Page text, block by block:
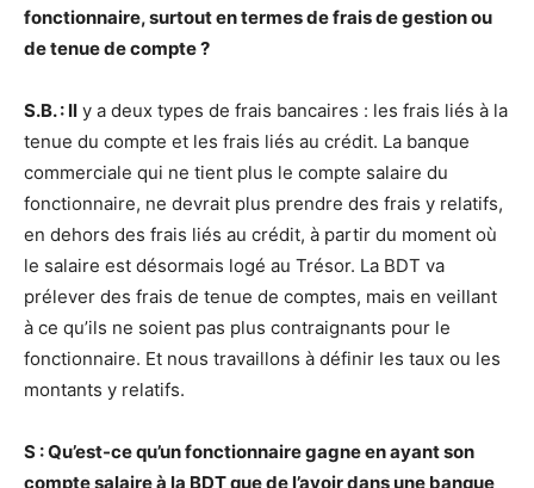
fonctionnaire, surtout en termes de frais de gestion ou
de tenue de compte ?
S.B. : Il y a deux types de frais bancaires : les frais liés à la
tenue du compte et les frais liés au crédit. La banque
commerciale qui ne tient plus le compte salaire du
fonctionnaire, ne devrait plus prendre des frais y relatifs,
en dehors des frais liés au crédit, à partir du moment où
le salaire est désormais logé au Trésor. La BDT va
prélever des frais de tenue de comptes, mais en veillant
à ce qu’ils ne soient pas plus contraignants pour le
fonctionnaire. Et nous travaillons à définir les taux ou les
montants y relatifs.
S : Qu’est-ce qu’un fonctionnaire gagne en ayant son
compte salaire à la BDT que de l’avoir dans une banque